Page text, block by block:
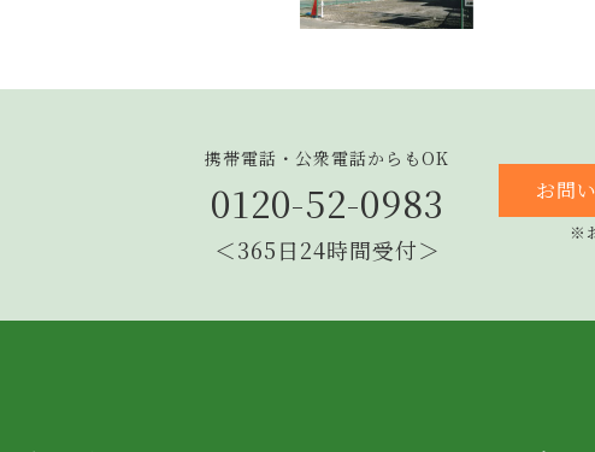
携帯電話・公衆電話からもOK
0120-52-0983
＜365日24時間受付＞
お問
※